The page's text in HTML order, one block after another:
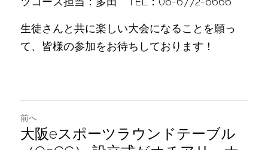
生徒さんと共に楽しい大会になることを願っ
て、皆様の参加をお待ちしております！
前へ
大阪eスポーツラウンドテーブル